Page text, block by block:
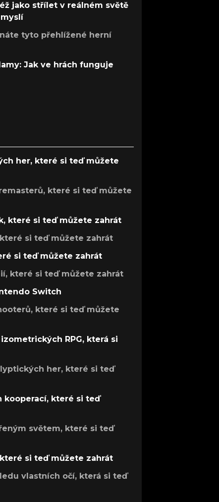
jako střílet v reálném světě
tyto přehlížené herní
Jak ve hrách funguje
her, které si teď můžete
které si teď můžete
které si teď můžete zahrát
si teď můžete zahrát
si teď můžete zahrát
které si teď můžete zahrát
Switch
které si teď můžete
RPG, která si
her, které si teď
kooperací, které si teď
světem, které si teď
si teď můžete zahrát
vlastních očí, která si teď